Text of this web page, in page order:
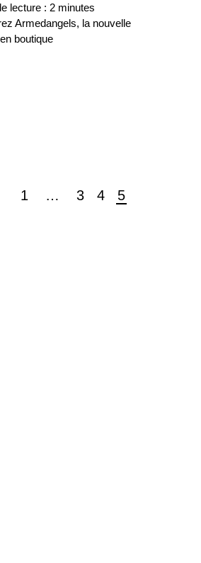
lecture : 2 minutes
Armedangels, la nouvelle
boutique
1 … 3 4 5